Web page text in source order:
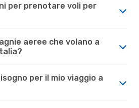
per prenotare voli per
aeree che volano a
per il mio viaggio a